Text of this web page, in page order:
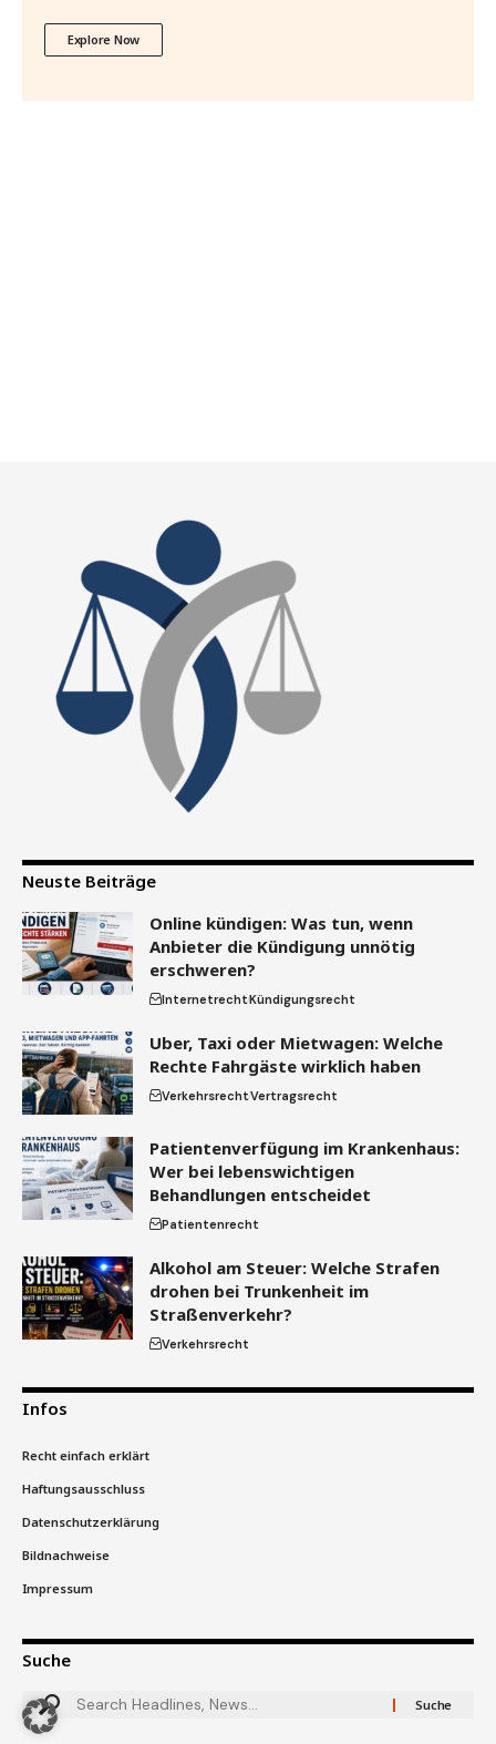
Explore Now
Neuste Beiträge
Online kündigen: Was tun, wenn
Anbieter die Kündigung unnötig
erschweren?
InternetrechtKündigungsrecht
Uber, Taxi oder Mietwagen: Welche
Rechte Fahrgäste wirklich haben
VerkehrsrechtVertragsrecht
Patientenverfügung im Krankenhaus:
Wer bei lebenswichtigen
Behandlungen entscheidet
Patientenrecht
Alkohol am Steuer: Welche Strafen
drohen bei Trunkenheit im
Straßenverkehr?
Verkehrsrecht
Infos
Recht einfach erklärt
Haftungsausschluss
Datenschutzerklärung
Bildnachweise
Impressum
Suche